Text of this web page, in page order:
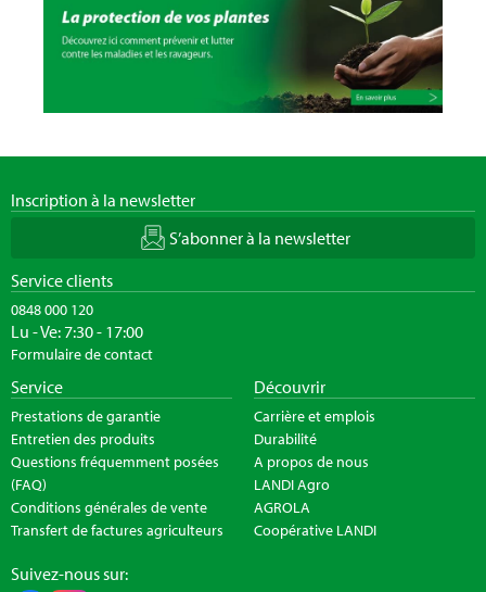
Inscription à la newsletter
S’abonner à la newsletter
Service clients
0848 000 120
Lu - Ve: 7:30 - 17:00
Formulaire de contact
Service
Prestations de garantie
Entretien des produits
Questions fréquemment posées
(FAQ)
Conditions générales de vente
Transfert de factures agriculteurs
Découvrir
Carrière et emplois
Durabilité
A propos de nous
LANDI Agro
AGROLA
Coopérative LANDI
Suivez-nous sur: